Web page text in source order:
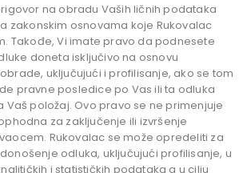
na obradu Vaših ličnih podataka
zakonskim osnovama koje Rukovalac
Takođe, Vi imate pravo da podnesete
doneta isključivo na osnovu
uključujući i profilisanje, ako se tom
pravne posledice po Vas ili ta odluka
Vaš položaj. Ovo pravo se ne primenjuje
za zaključenje ili izvršenje
Rukovalac se može opredeliti za
odluka, uključujući profilisanje, u
i statističkih podataka a u cilju